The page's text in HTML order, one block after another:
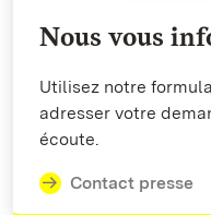
Nous vous
Utilisez notre
adresser votre
écoute.
Contact presse